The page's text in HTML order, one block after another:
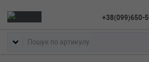
+38(099)650-